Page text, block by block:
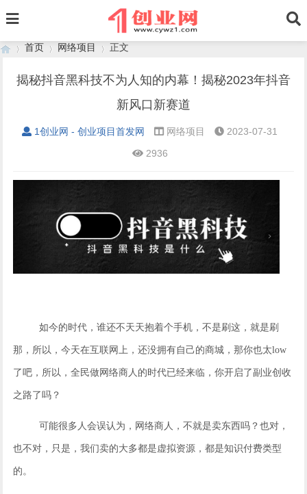
首页 网络项目 正文
揭秘抖音黑科技不为人知的内幕！揭秘2023年抖音
新风口新赛道
1创业网 - 创业项目首发网 网络项目
2023-07-31
2936
如今的时代，谁还不天天抱着个手机，不是刷这，就是刷
那，所以，今天在互联网上，还没拥有自己的商城，那你也太low
了吧，所以，全民做网络商人的时代已经来临，你开启了副业创收
之路了吗？
可能很多人会误认为，网络商人，不就是卖东西吗？也对，
也不对，只是，我们卖的大多都是虚拟资源，都是知识付费类型
的。